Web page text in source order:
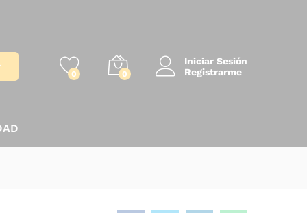
0 0
Iniciar Sesión
Registrarme